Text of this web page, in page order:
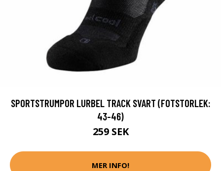
SPORTSTRUMPOR LURBEL TRACK SVART (FOTSTORLEK:
43-46)
259 SEK
MER INFO!